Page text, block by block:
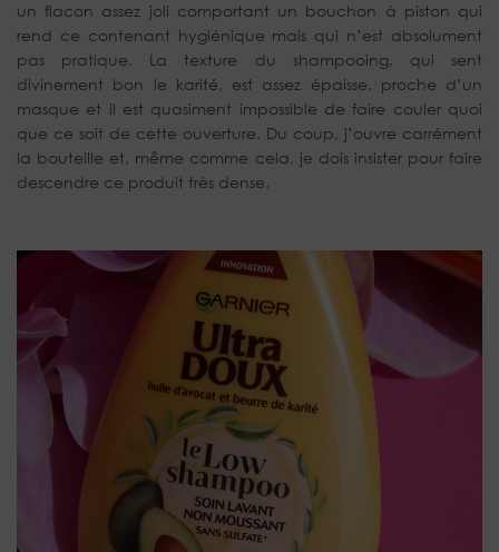
un flacon assez joli comportant un bouchon à piston qui
rend ce contenant hygiénique mais qui n’est absolument
pas pratique. La texture du shampooing, qui sent
divinement bon le karité, est assez épaisse, proche d’un
masque et il est quasiment impossible de faire couler quoi
que ce soit de cette ouverture. Du coup, j’ouvre carrément
la bouteille et, même comme cela, je dois insister pour faire
descendre ce produit très dense.